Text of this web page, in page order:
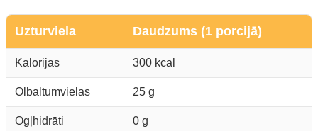
Uzturviela Daudzums (1 porcijā)
Kalorijas 300 kcal
Olbaltumvielas 25 g
Ogļhidrāti 0 g